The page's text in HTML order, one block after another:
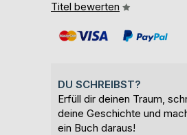
Titel bewerten
DU SCHREIBST?
Erfüll dir deinen Traum,
deine Geschichte und
ein Buch daraus!